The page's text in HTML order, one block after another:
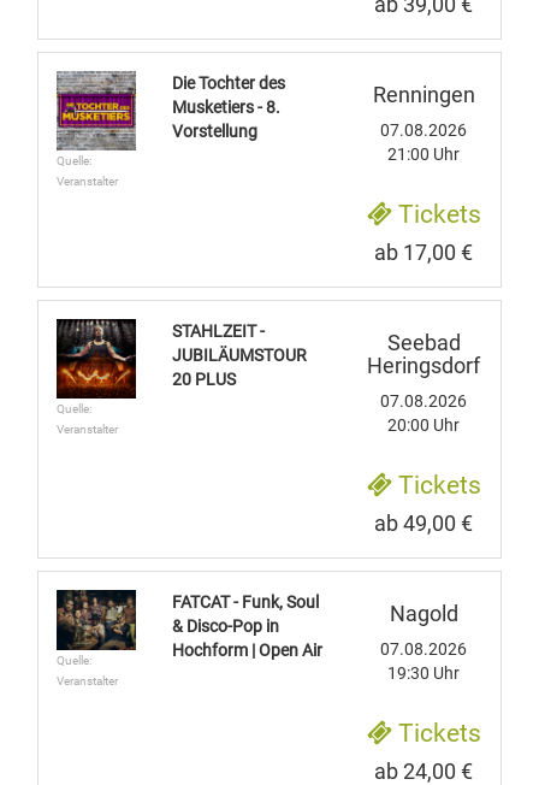
ab 39,00 €
Quelle:
Veranstalter
Die Tochter des
Musketiers - 8.
Vorstellung
Renningen
07.08.2026
21:00 Uhr
Tickets
ab 17,00 €
Quelle:
Veranstalter
STAHLZEIT -
JUBILÄUMSTOUR
20 PLUS
Seebad
Heringsdorf
07.08.2026
20:00 Uhr
Tickets
ab 49,00 €
Quelle:
Veranstalter
FATCAT - Funk, Soul
& Disco-Pop in
Hochform | Open Air
Nagold
07.08.2026
19:30 Uhr
Tickets
ab 24,00 €